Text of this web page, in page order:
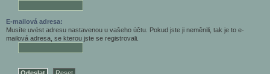
E-mailová adresa:
Musíte uvést adresu nastavenou u vašeho účtu. Pokud jste ji neměnili, tak je to e-
mailová adresa, se kterou jste se registrovali.